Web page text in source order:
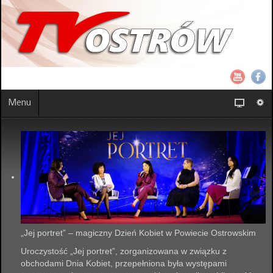
Menu
„Jej portret” – magiczny Dzień Kobiet w Powiecie Ostrowskim
Uroczystość „Jej portret”, zorganizowana w związku z
obchodami Dnia Kobiet, przepełniona była występami